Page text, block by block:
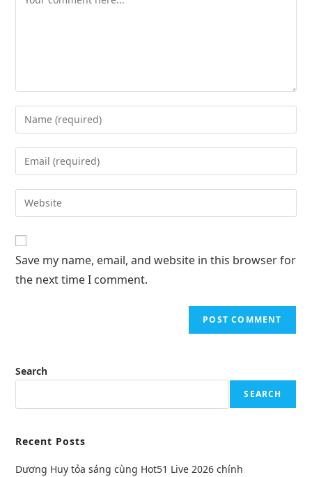
Save my name, email, and website in this browser for
the next time I comment.
Search
SEARCH
Recent Posts
Dương Huy tỏa sáng cùng Hot51 Live 2026 chính